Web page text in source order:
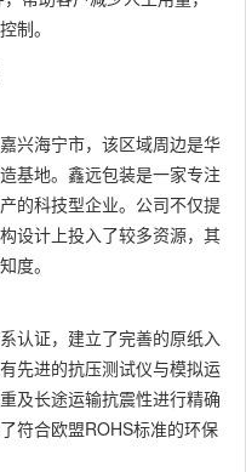
制。
兴海宁市，该区域周边是华
基地。鑫远包装是一家专注
的科技型企业。公司不仅提
设计上投入了较多资源，其
度。
认证，建立了完善的原纸入
先进的抗压测试仪与模拟运
及长途运输抗震性进行精确
符合欧盟ROHS标准的环保